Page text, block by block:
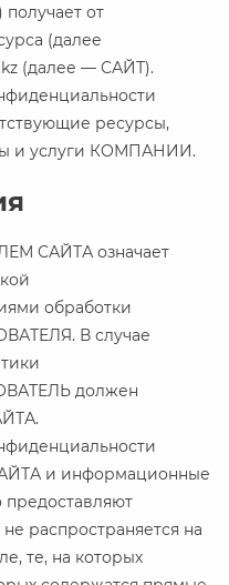
от
(далее
(далее — САЙТ).
ресурсы,
и услуги КОМПАНИИ.
САЙТА означает
обработки
В случае
должен
и информационные
распространяется на
те, на которых